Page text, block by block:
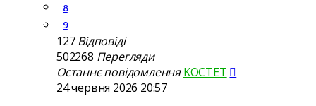
8
9
127Відповіді
502268 Перегляди
Останнє повідомленняKOCTET
24 червня 2026 20:57